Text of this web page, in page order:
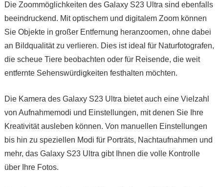
Die Zoommöglichkeiten des Galaxy S23 Ultra sind ebenfalls
beeindruckend. Mit optischem und digitalem Zoom können
Sie Objekte in großer Entfernung heranzoomen, ohne dabei
an Bildqualität zu verlieren. Dies ist ideal für Naturfotografen,
die scheue Tiere beobachten oder für Reisende, die weit
entfernte Sehenswürdigkeiten festhalten möchten.
Die Kamera des Galaxy S23 Ultra bietet auch eine Vielzahl
von Aufnahmemodi und Einstellungen, mit denen Sie Ihre
Kreativität ausleben können. Von manuellen Einstellungen
bis hin zu speziellen Modi für Porträts, Nachtaufnahmen und
mehr, das Galaxy S23 Ultra gibt Ihnen die volle Kontrolle
über Ihre Fotos.